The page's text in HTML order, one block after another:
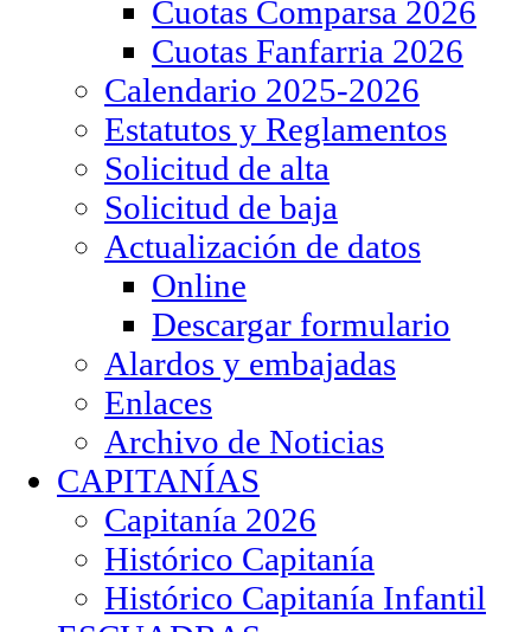
Cuotas Comparsa 2026
Cuotas Fanfarria 2026
Calendario 2025-2026
Estatutos y Reglamentos
Solicitud de alta
Solicitud de baja
Actualización de datos
Online
Descargar formulario
Alardos y embajadas
Enlaces
Archivo de Noticias
CAPITANÍAS
Capitanía 2026
Histórico Capitanía
Histórico Capitanía Infantil